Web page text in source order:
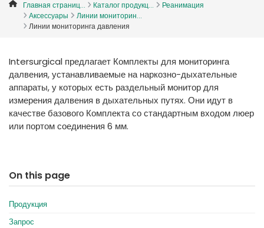
Deutschland
France
International English
Главная страниц... Каталог продукц...
Реанимация
Аксессуары
Линии мониторин...
Линии мониторинга давления
Intersurgical предлагает Комплекты для мониторинга
далвения, устанавливаемые на наркозно-дыхательные
аппараты, у которых есть раздельный монитор для
измерения далвения в дыхательных путях. Они идут в
качестве базового Комплекта со стандартным входом люер
или портом соединения 6 мм.
On this page
Продукция
Запрос